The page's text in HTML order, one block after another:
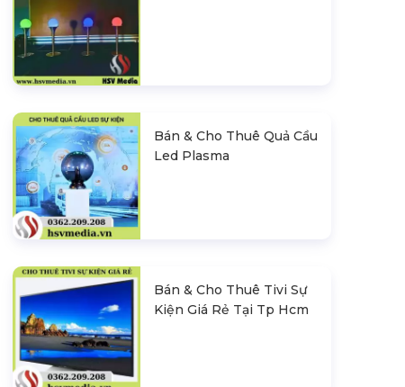
Bán & Cho Thuê Quả Cầu
Led Plasma
Bán & Cho Thuê Tivi Sự
Kiện Giá Rẻ Tại Tp Hcm